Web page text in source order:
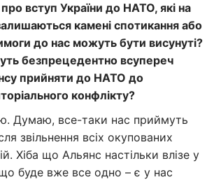
вступ України до НАТО, які на
камені спотикання або
до нас можуть бути висунуті?
безпрецедентно всупереч
прийняти до НАТО до
конфлікту?
Думаю, все-таки нас приймуть
звільнення всіх окупованих
Хіба що Альянс настільки влізе у
що буде вже все одно – є у нас